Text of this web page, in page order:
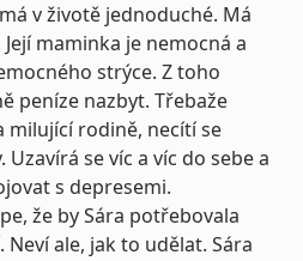
v životě jednoduché. Má
maminka je nemocná a
strýce. Z toho
peníze nazbyt. Třebaže
milující rodině, necítí se
se víc a víc do sebe a
s depresemi.
že by Sára potřebovala
ale, jak to udělat. Sára